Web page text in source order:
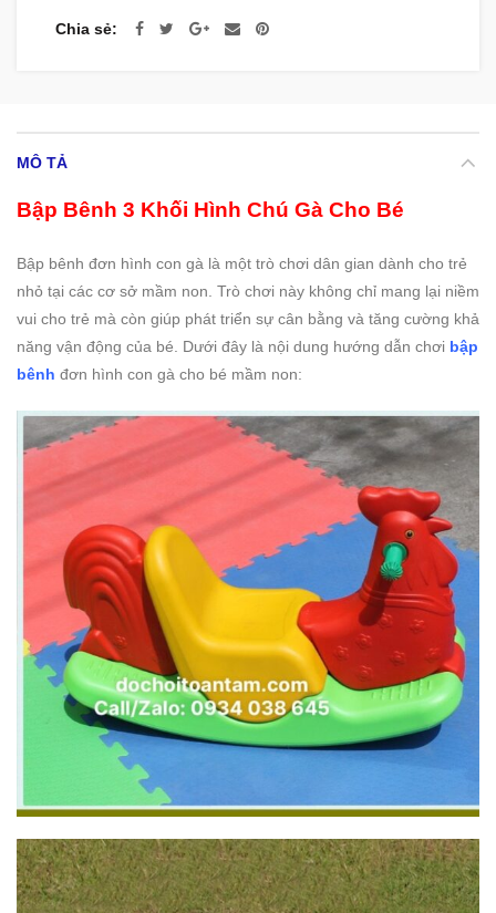
Chia sẻ
MÔ TẢ
Bập Bênh 3 Khối Hình Chú Gà Cho Bé
Bập bênh đơn hình con gà là một trò chơi dân gian dành cho trẻ
nhỏ tại các cơ sở mầm non. Trò chơi này không chỉ mang lại niềm
vui cho trẻ mà còn giúp phát triển sự cân bằng và tăng cường khả
năng vận động của bé. Dưới đây là nội dung hướng dẫn chơi bập
bênh đơn hình con gà cho bé mầm non: